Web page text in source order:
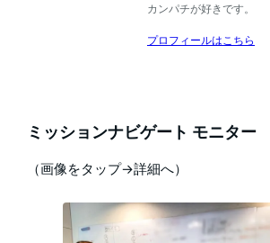
カンパチが好きです。
プロフィールはこちら
ミッションナビゲート モニター
（画像をタップ→詳細へ）